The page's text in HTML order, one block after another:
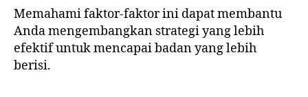
Memahami faktor-faktor ini dapat membantu
Anda mengembangkan strategi yang lebih
efektif untuk mencapai badan yang lebih
berisi.